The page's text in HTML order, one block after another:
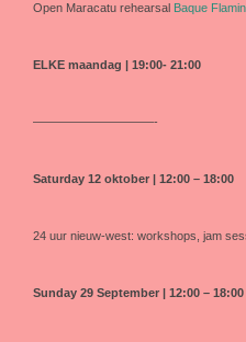
Open Maracatu rehearsal Baque
ELKE maandag | 19:00- 21:00
——————————-
Saturday 12 oktober | 12:00 – 18:00
24 uur nieuw-west: workshops, jam
Sunday 29 September | 12:00 – 18:00